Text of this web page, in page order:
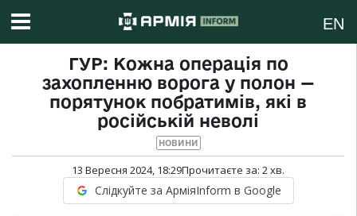
EN
ГУР: Кожна операція по
захопленню ворога у полон —
порятунок побратимів, які в
російській неволі
НОВИНИ
13 Вересня 2024, 18:29Прочитаєте за: 2хв.
Слідкуйте за АрміяInform в Google